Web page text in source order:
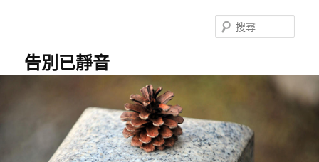
告別已靜音
尋